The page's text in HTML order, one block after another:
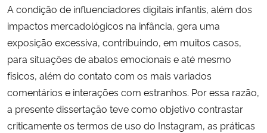
Ministério da Ciência, Tecnologia, Inovações e Comunicações
Ministério do Meio Ambiente
Ministério do Turismo
Ministério do Desenvolvimento Regional
A condição de influenciadores digitais infantis, além dos
impactos mercadológicos na infância, gera uma
exposição excessiva, contribuindo, em muitos casos,
para situações de abalos emocionais e até mesmo
físicos, além do contato com os mais variados
comentários e interações com estranhos. Por essa razão,
a presente dissertação teve como objetivo contrastar
criticamente os termos de uso do Instagram, as práticas